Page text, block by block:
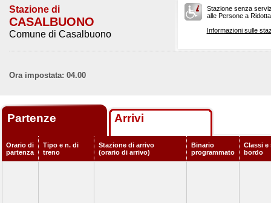
Stazione di
CASALBUONO
Comune di Casalbuono
Stazione senza
alle Persone a
Informazioni sulle
Ora impostata: 04.00
Partenze Arrivi
Orario di
partenza
Tipo e n. di
treno
Stazione di arrivo
(orario di arrivo)
Binario
programmato
Classi e
bordo